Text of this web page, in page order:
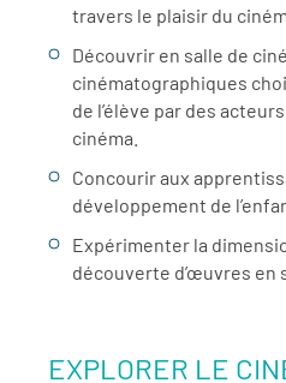
travers le plaisir du
Découvrir en salle de
cinématographiques
de l’élève par des
cinéma.
Concourir aux
développement de
Expérimenter la
découverte d’œuvres en
EXPLORER LE